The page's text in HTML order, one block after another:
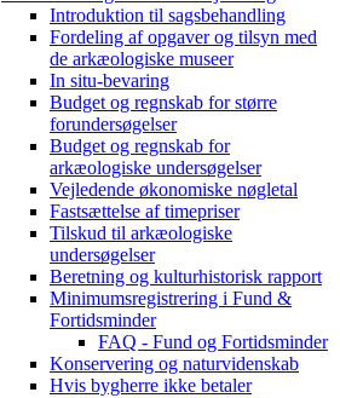
Introduktion til sagsbehandling
Fordeling af opgaver og tilsyn med
de arkæologiske museer
In situ-bevaring
Budget og regnskab for større
forundersøgelser
Budget og regnskab for
arkæologiske undersøgelser
Vejledende økonomiske nøgletal
Fastsættelse af timepriser
Tilskud til arkæologiske
undersøgelser
Beretning og kulturhistorisk rapport
Minimumsregistrering i Fund &
Fortidsminder
FAQ - Fund og Fortidsminder
Konservering og naturvidenskab
Hvis bygherre ikke betaler